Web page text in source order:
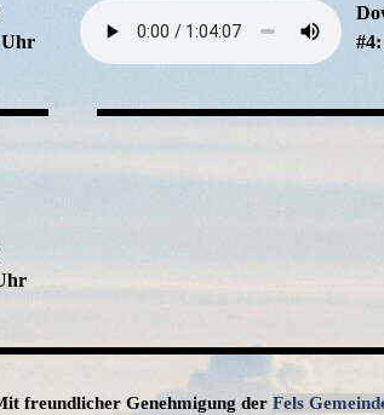
Uhr
freundlicher Genehmigung der Fels